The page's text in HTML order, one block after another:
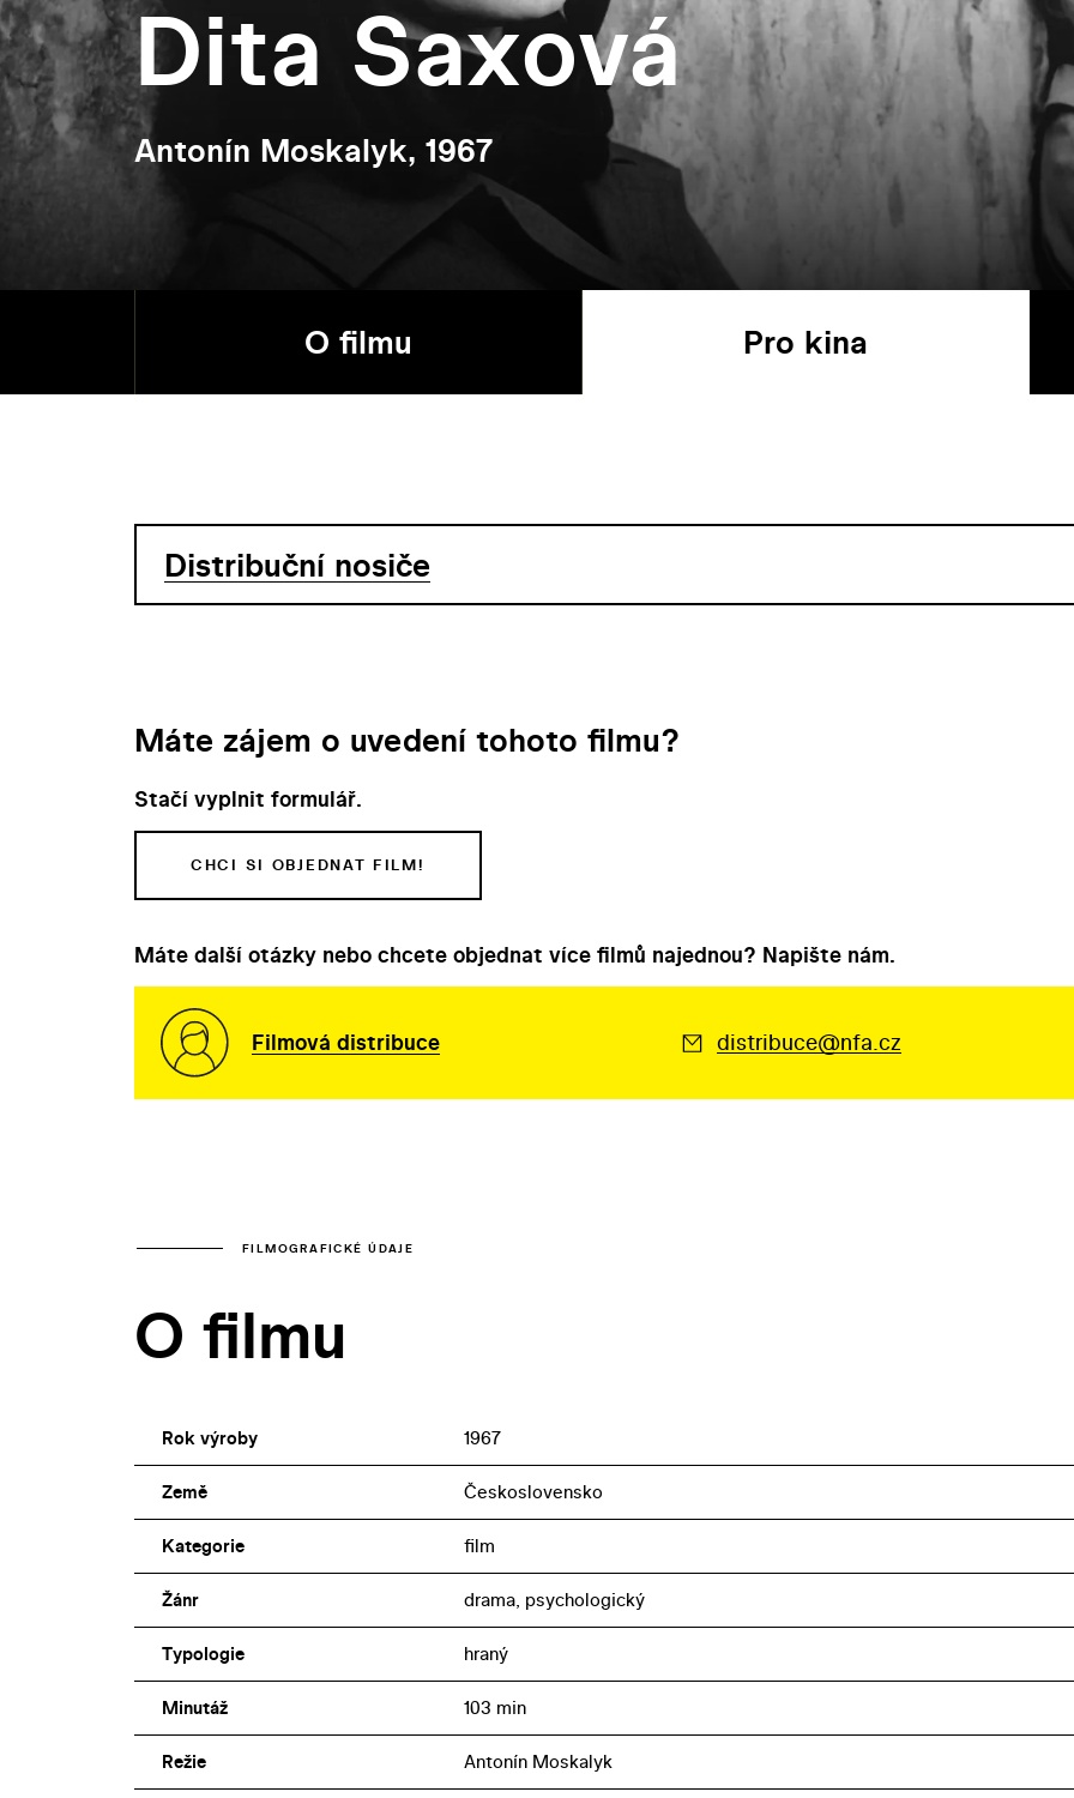
Dita Saxová
Antonín Moskalyk, 1967
O filmu Pro kina
Distribuční nosiče
Máte zájem o uvedení tohoto filmu?
Stačí vyplnit formulář.
CHCI SI OBJEDNAT FILM!
Máte další otázky nebo chcete objednat více filmů najednou? Napište nám.
Filmová distribuce distribuce@nfa.cz
FILMOGRAFICKÉ ÚDAJE
O filmu
Rok výroby 1967
Země Československo
Kategorie film
Žánr drama, psychologický
Typologie hraný
Minutáž 103 min
Režie Antonín Moskalyk